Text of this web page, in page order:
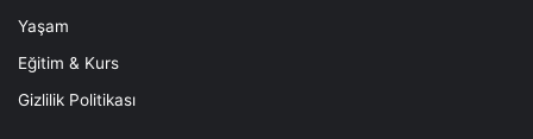
Yaşam
Eğitim & Kurs
Gizlilik Politikası